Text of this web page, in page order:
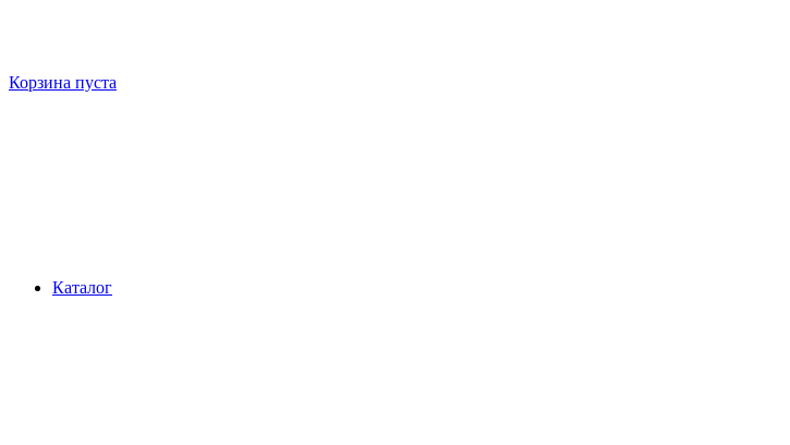
Корзина пуста
Каталог